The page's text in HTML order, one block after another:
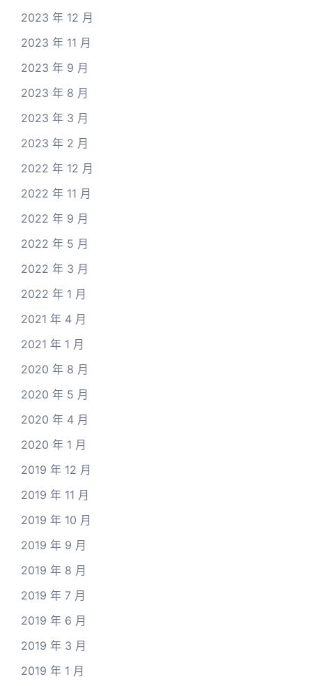
2023 年 12 月
2023 年 11 月
2023 年 9 月
2023 年 8 月
2023 年 3 月
2023 年 2 月
2022 年 12 月
2022 年 11 月
2022 年 9 月
2022 年 5 月
2022 年 3 月
2022 年 1 月
2021 年 4 月
2021 年 1 月
2020 年 8 月
2020 年 5 月
2020 年 4 月
2020 年 1 月
2019 年 12 月
2019 年 11 月
2019 年 10 月
2019 年 9 月
2019 年 8 月
2019 年 7 月
2019 年 6 月
2019 年 3 月
2019 年 1 月